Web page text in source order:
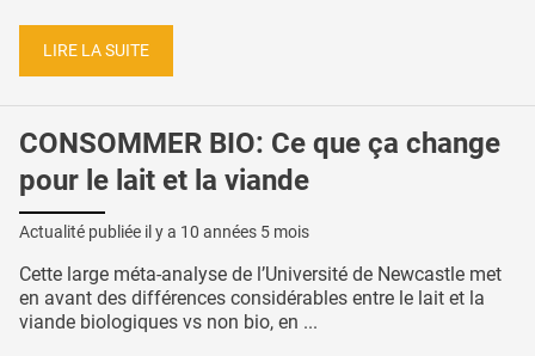
LIRE LA SUITE
CONSOMMER BIO: Ce que ça change
pour le lait et la viande
Actualité publiée il y a 10 années 5 mois
Cette large méta-analyse de l’Université de Newcastle met
en avant des différences considérables entre le lait et la
viande biologiques vs non bio, en ...